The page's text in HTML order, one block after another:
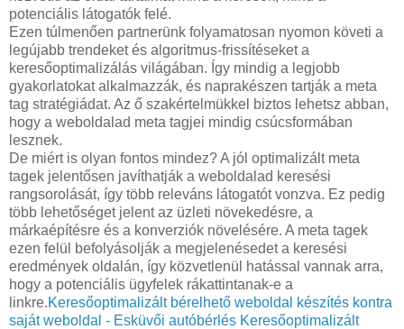
potenciális látogatók felé.
Ezen túlmenően partnerünk folyamatosan nyomon követi a
legújabb trendeket és algoritmus-frissítéseket a
keresőoptimalizálás világában. Így mindig a legjobb
gyakorlatokat alkalmazzák, és naprakészen tartják a meta
tag stratégiádat. Az ő szakértelmükkel biztos lehetsz abban,
hogy a weboldalad meta tagjei mindig csúcsformában
lesznek.
De miért is olyan fontos mindez? A jól optimalizált meta
tagek jelentősen javíthatják a weboldalad keresési
rangsorolását, így több releváns látogatót vonzva. Ez pedig
több lehetőséget jelent az üzleti növekedésre, a
márkaépítésre és a konverziók növelésére. A meta tagek
ezen felül befolyásolják a megjelenésedet a keresési
eredmények oldalán, így közvetlenül hatással vannak arra,
hogy a potenciális ügyfelek rákattintanak-e a
linkre.Keresőoptimalizált bérelhető weboldal készítés kontra
saját weboldal - Esküvői autóbérlés Keresőoptimalizált